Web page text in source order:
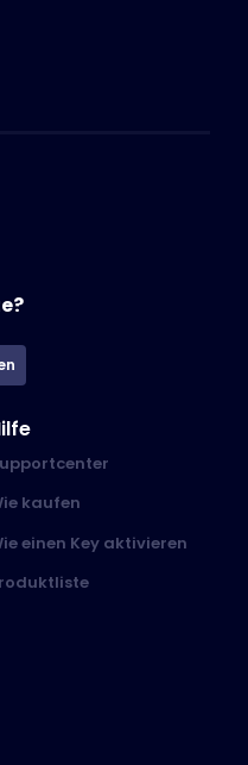
kaufen
einen Key aktivieren